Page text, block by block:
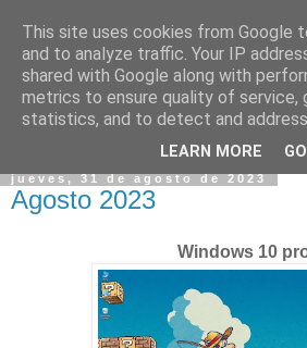
jueves, 31 de agosto de 2023
Agosto 2023
Windows 10
This site uses cookies from Google
and to analyze traffic. Your IP
shared with Google along with
metrics to ensure quality of service,
statistics, and to detect and
LEARN MORE